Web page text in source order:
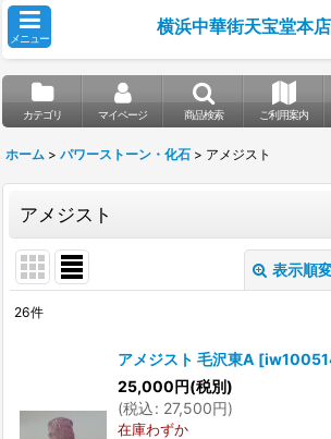
メニュー
横浜中華街天宝堂本店
カテゴリ マイページ 商品検索 ご利用案内
ホーム > パワーストーン・化石 > アメジスト
アメジスト
表示順
26件
アメジスト 毛沢東A [
25,000円(税別)
(税込: 27,500円)
在庫わずか